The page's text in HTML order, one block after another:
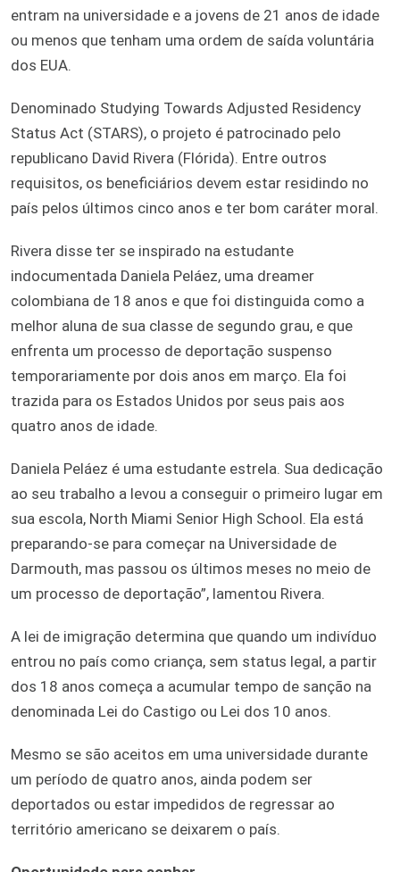
entram na universidade e a jovens de 21 anos de idade
ou menos que tenham uma ordem de saída voluntária
dos EUA.
Denominado Studying Towards Adjusted Residency
Status Act (STARS), o projeto é patrocinado pelo
republicano David Rivera (Flórida). Entre outros
requisitos, os beneficiários devem estar residindo no
país pelos últimos cinco anos e ter bom caráter moral.
Rivera disse ter se inspirado na estudante
indocumentada Daniela Peláez, uma dreamer
colombiana de 18 anos e que foi distinguida como a
melhor aluna de sua classe de segundo grau, e que
enfrenta um processo de deportação suspenso
temporariamente por dois anos em março. Ela foi
trazida para os Estados Unidos por seus pais aos
quatro anos de idade.
Daniela Peláez é uma estudante estrela. Sua dedicação
ao seu trabalho a levou a conseguir o primeiro lugar em
sua escola, North Miami Senior High School. Ela está
preparando-se para começar na Universidade de
Darmouth, mas passou os últimos meses no meio de
um processo de deportação”, lamentou Rivera.
A lei de imigração determina que quando um indivíduo
entrou no país como criança, sem status legal, a partir
dos 18 anos começa a acumular tempo de sanção na
denominada Lei do Castigo ou Lei dos 10 anos.
Mesmo se são aceitos em uma universidade durante
um período de quatro anos, ainda podem ser
deportados ou estar impedidos de regressar ao
território americano se deixarem o país.